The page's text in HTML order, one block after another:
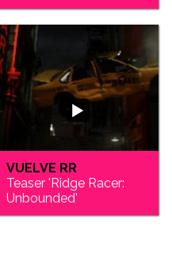
VUELVE RR
Teaser 'Ridge Racer:
Unbounded'